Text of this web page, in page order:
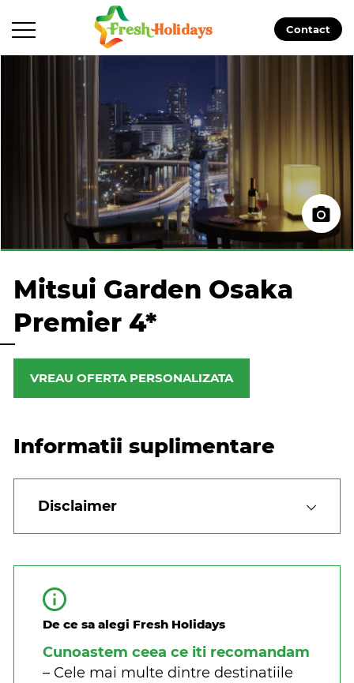
Contact
Mitsui Garden Osaka
Premier 4*
VREAU OFERTA PERSONALIZATA
Informatii suplimentare
Disclaimer
De ce sa alegi Fresh Holidays
Cunoastem ceea ce iti recomandam
– Cele mai multe dintre destinatiile